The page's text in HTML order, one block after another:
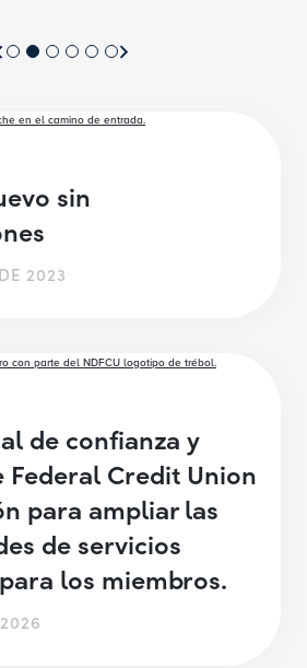
sin
2023
de confianza y
Federal Credit Union
para ampliar las
de servicios
los miembros.